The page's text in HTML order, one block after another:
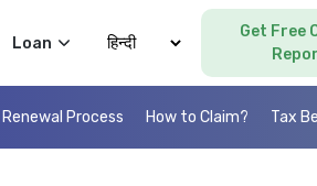
Loan Select Language
Get Free
Renewal Process How to Claim? Tax